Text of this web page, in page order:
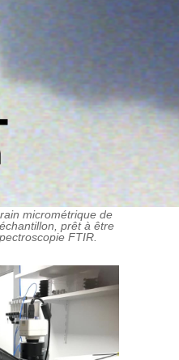
micrométrique de
prêt à être
FTIR.